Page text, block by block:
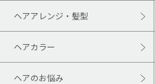
ヘアアレンジ・髪型
ヘアカラー
ヘアのお悩み